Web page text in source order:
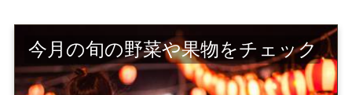
今月の旬の野菜や果物をチェック